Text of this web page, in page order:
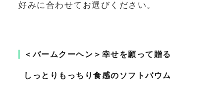
好みに合わせてお選びください。
＜バームクーヘン＞幸せを願って贈る
しっとりもっちり食感のソフトバウム